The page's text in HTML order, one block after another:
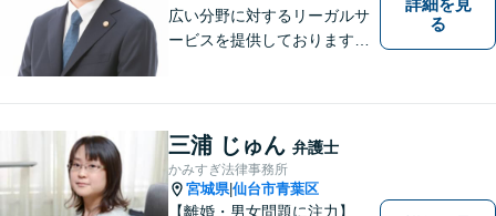
広い分野に対するリーガルサ
ービスを提供しております。
を常に意識し、依頼者のお悩
み解決に全力を注ぎます。ま
ずは、お気軽にご相談くださ
い。
る
三浦 じゅん 弁護士
かみすぎ法律事務所
宮城県|仙台市青葉区
【離婚・男女問題に注力】